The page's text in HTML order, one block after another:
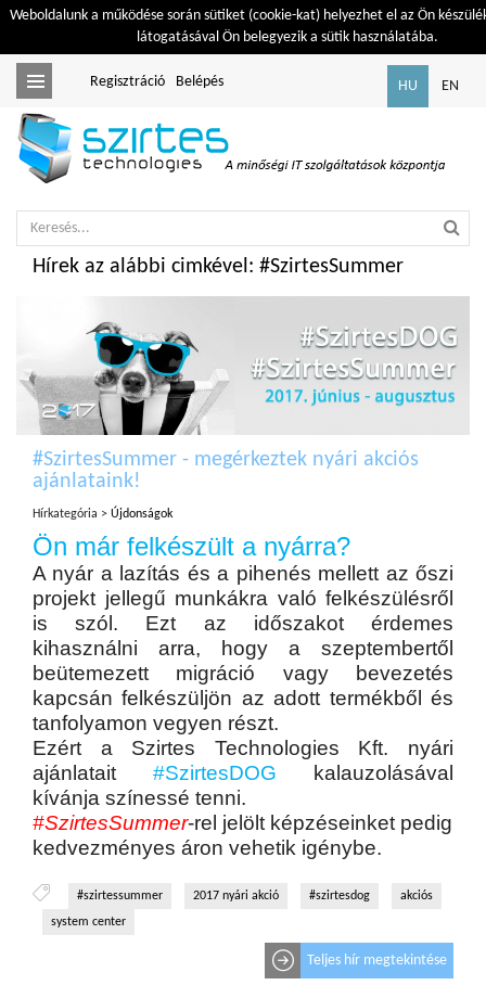
Weboldalunk a működése során sütiket (cookie-kat) helyezhet el az Ön
látogatásával Ön belegyezik a sütik használatába.
Toggle
navigation
HU EN
Regisztráció Belépés
Hírek az alábbi cimkével: #SzirtesSummer
#SzirtesSummer - megérkeztek nyári akciós
ajánlataink!
Hírkategória > Újdonságok
Ön már felkészült a nyárra?
A nyár a lazítás és a pihenés mellett az őszi
projekt jellegű munkákra való felkészülésről
is szól. Ezt az időszakot érdemes
kihasználni arra, hogy a szeptembertől
beütemezett migráció vagy bevezetés
kapcsán felkészüljön az adott termékből és
tanfolyamon vegyen részt.
Ezért a Szirtes Technologies Kft. nyári
ajánlatait #SzirtesDOG
kalauzolásával
kívánja színessé tenni.
#SzirtesSummer-rel jelölt képzéseinket pedig
kedvezményes áron vehetik igénybe.
#szirtessummer 2017 nyári akció #szirtesdog
akciós
system center
Teljes hír megtekintése